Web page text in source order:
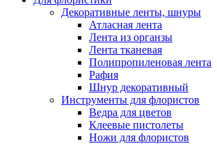
Декоративные ленты, шнуры
Атласная лента
Лента из органзы
Лента тканевая
Полипропиленовая лента
Рафия
Шнур декоративный
Инструменты для флористов
Ведра для цветов
Клеевые пистолеты
Ножи для флористов